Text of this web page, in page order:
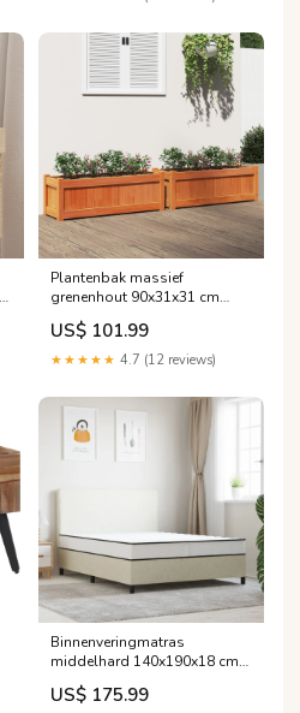
Plantenbak massief
grenenhout 90x31x31 cm
wasbruin puppy
US$ 101.99
★★★★★ 4.7 (12 reviews)
Binnenveringmatras
middelhard 140x190x18 cm
frees
US$ 175.99